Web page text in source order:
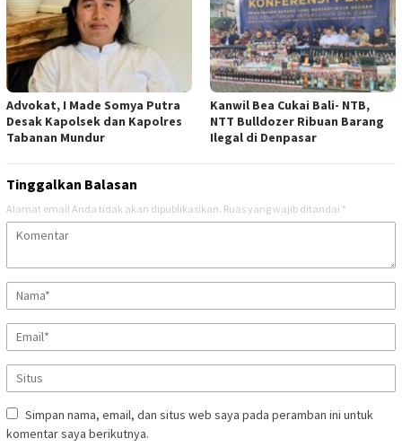
Advokat, I Made Somya Putra
Desak Kapolsek dan Kapolres
Tabanan Mundur
Kanwil Bea Cukai Bali- NTB,
NTT Bulldozer Ribuan Barang
Ilegal di Denpasar
Tinggalkan Balasan
Alamat email Anda tidak akan dipublikasikan. Ruas yang wajib ditandai *
Simpan nama, email, dan situs web saya pada peramban ini untuk
komentar saya berikutnya.